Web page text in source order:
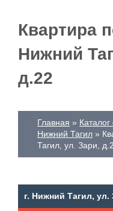
Квартира
Нижний
д.22
Главная Каталог
Нижний Тагил
Тагил, ул. Зари,
г. Нижний Тагил, ул.